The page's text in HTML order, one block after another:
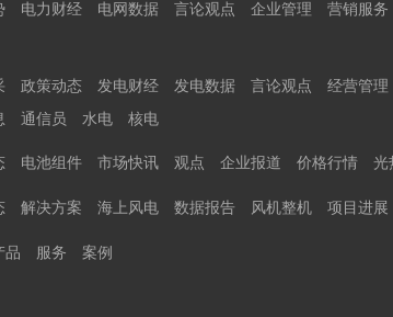
电力财经 电网数据 言论观点 企业管理 营销服务
政策动态 发电财经 发电数据 言论观点 经营管理
通信员 水电 核电
电池组件 市场快讯 观点 企业报道 价格行情 光
解决方案 海上风电 数据报告 风机整机 项目进展
品 服务 案例